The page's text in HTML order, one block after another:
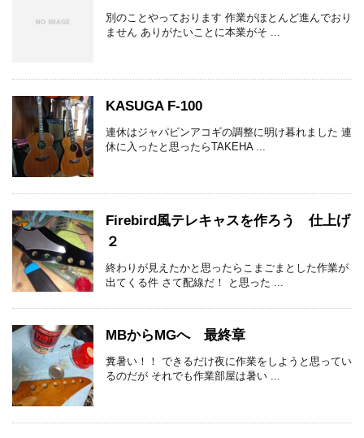
別のことやっております 作業がほとんど進んでおり
ません ありがたいことに本業がそ ...
KASUGA F-100
連休はジャパビンアコギの調整に明け暮れました 連
休に入ったと思ったらTAKEHA ...
Firebird風テレキャスを作ろう 仕上げ
２
終わりが見えたかと思ったらこまごまとした作業が
出てくる件 さて配線だ！ と思った ...
MBからMGへ 最終章
糞暑い！！ できるだけ夜に作業をしようと思ってい
るのだが それでも作業部屋は暑い ...